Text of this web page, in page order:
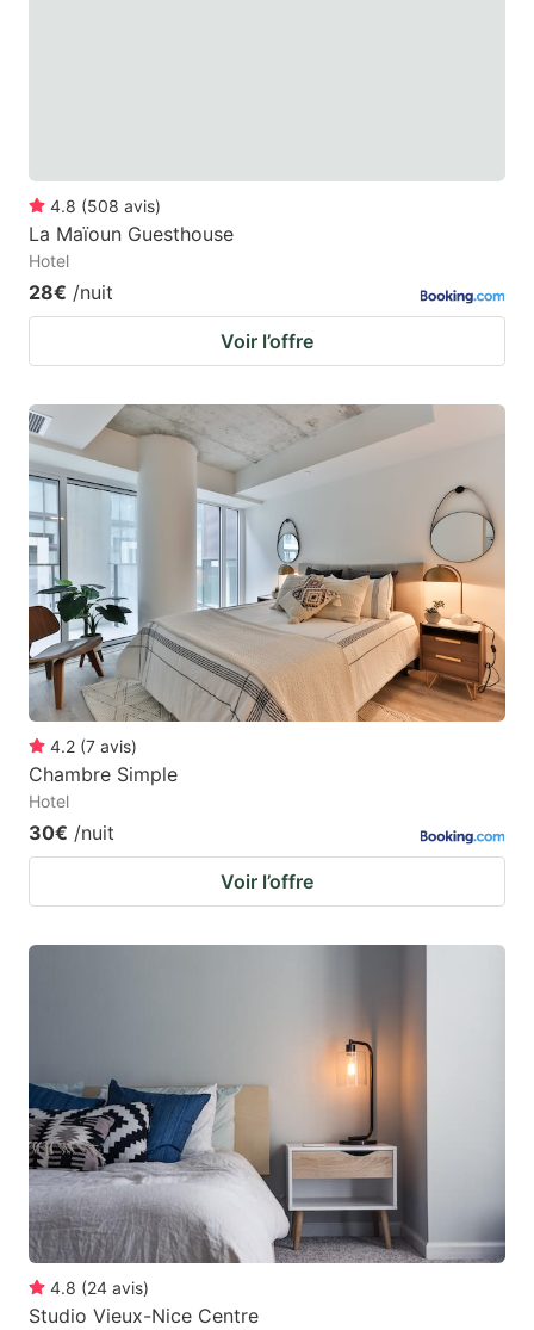
4.8 (508 avis)
La Maïoun Guesthouse
Hotel
28€ /nuit
Voir l’offre
4.2 (7 avis)
Chambre Simple
Hotel
30€ /nuit
Voir l’offre
4.8 (24 avis)
Studio Vieux-Nice Centre